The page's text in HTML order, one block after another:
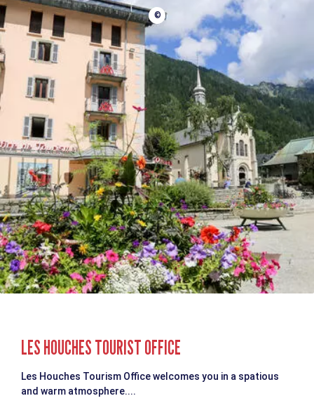
©
LES HOUCHES TOURIST OFFICE
Les Houches Tourism Office welcomes you in a spatious
and warm atmosphere....